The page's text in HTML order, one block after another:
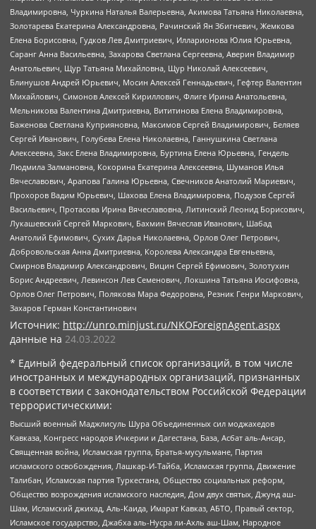
Владимировна, Чуркина Наталья Валерьевна, Акимова Татьяна Николаевна,
Золотарева Екатерина Александровна, Рачинский Ян Збигневич, Жемкова
Елена Борисовна, Гудков Лев Дмитриевич, Илларионова Юлия Юрьевна,
Саранг Анна Васильевна, Захарова Светлана Сергеевна, Аверин Владимир
Анатольевич, Щур Татьяна Михайловна, Щур Николай Алексеевич,
Блинушов Андрей Юрьевич, Мосин Алексей Геннадьевич, Гефтер Валентин
Михайлович, Симонов Алексей Кириллович, Флиге Ирина Анатольевна,
Мельникова Валентина Дмитриевна, Вититинова Елена Владимировна,
Баженова Светлана Куприяновна, Максимов Сергей Владимирович, Беляев
Сергей Иванович, Голубева Елена Николаевна, Ганнушкина Светлана
Алексеевна, Закс Елена Владимировна, Буртина Елена Юрьевна, Гендель
Людмила Залмановна, Кокорина Екатерина Алексеевна, Шуманов Илья
Вячеславович, Арапова Галина Юрьевна, Свечников Анатолий Мариевич,
Прохоров Вадим Юрьевич, Шахова Елена Владимировна, Подузов Сергей
Васильевич, Протасова Ирина Вячеславовна, Литинский Леонид Борисович,
Лукашевский Сергей Маркович, Бахмин Вячеслав Иванович, Шабад
Анатолий Ефимович, Сухих Дарья Николаевна, Орлов Олег Петрович,
Добровольская Анна Дмитриевна, Королева Александра Евгеньевна,
Смирнов Владимир Александрович, Вицин Сергей Ефимович, Золотухин
Борис Андреевич, Левинсон Лев Семенович, Локшина Татьяна Иосифовна,
Орлов Олег Петрович, Полякова Мара Федоровна, Резник Генри Маркович,
Захаров Герман Константинович
Источник: http://unro.minjust.ru/NKOForeignAgent.aspx
данные на 24.03.2022
* Единый федеральный список организаций, в том числе
иностранных и международных организаций, признанных
в соответствии с законодательством Российской Федерации
террористическими:
Высший военный Маджлисуль Шура Объединенных сил моджахедов
Кавказа, Конгресс народов Ичкерии и Дагестана, База, Асбат аль-Ансар,
Священная война, Исламская группа, Братья-мусульмане, Партия
исламского освобождения, Лашкар-И-Тайба, Исламская группа, Движение
Талибан, Исламская партия Туркестана, Общество социальных реформ,
Общество возрождения исламского наследия, Дом двух святых, Джунд аш-
Шам, Исламский джихад, Аль-Каида, Имарат Кавказ, АБТО, Правый сектор,
Исламское государство, Джабха аль-Нусра ли-Ахль аш-Шам, Народное